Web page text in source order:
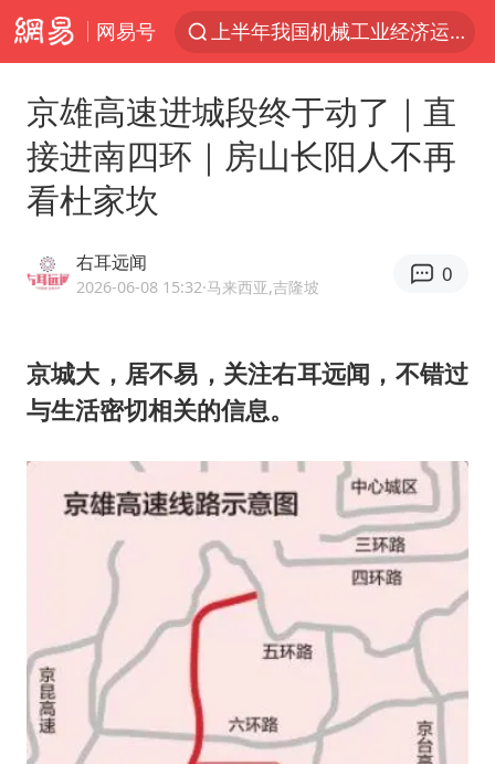
网易号
上半年我国机械工业经济运行稳中有进
河南撤回“领导带薪错峰休假”通知
泰国枪击案凶手先杀祖父母后行凶
东航新规：提前14天可免费退改签
四川宜宾地震网友称睡觉被摇醒
改名后的“青海拉面”店
广岛核爆81周年央视播《奥本海默》
全球百万人“花钱干农活”
DeepSeek投资宇树科技意味什么
东方之约 相约未来
京雄高速进城段终于动了｜直
接进南四环｜房山长阳人不再
看杜家坎
右耳远闻
2026-06-08 15:32·马来西亚,吉隆坡
0
京城大，居不易，关注右耳远闻，不错过
与生活密切相关的信息。